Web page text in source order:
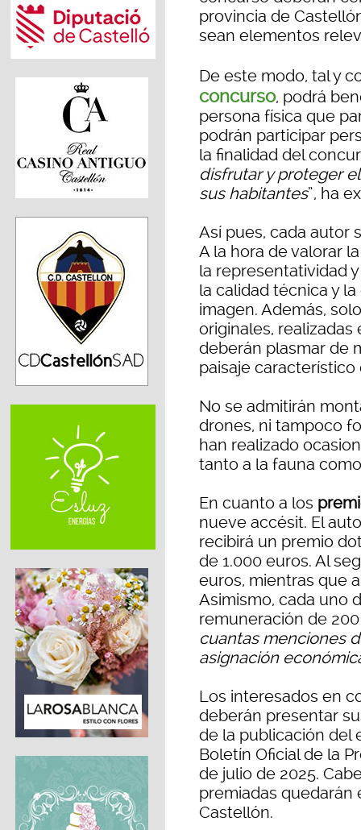
provincia de
sean elementos
De este modo, tal y
concurso, podrá
persona física que
podrán participar
la finalidad del
disfrutar y proteger
sus habitantes”, ha
Así pues, cada autor
A la hora de valorar
la representatividad
la calidad técnica y
imagen. Además,
originales,
deberán plasmar de
paisaje característico
No se admitirán
drones, ni tampoco
han realizado
tanto a la fauna
En cuanto a los
nueve accésit. El
recibirá un premio
de 1.000 euros. Al
euros, mientras que
Asimismo, cada uno
remuneración de
cuantas menciones
asignación
Los interesados en
deberán presentar
de la publicación del
Boletín Oficial de la
de julio de 2025.
premiadas quedarán
Castellón.